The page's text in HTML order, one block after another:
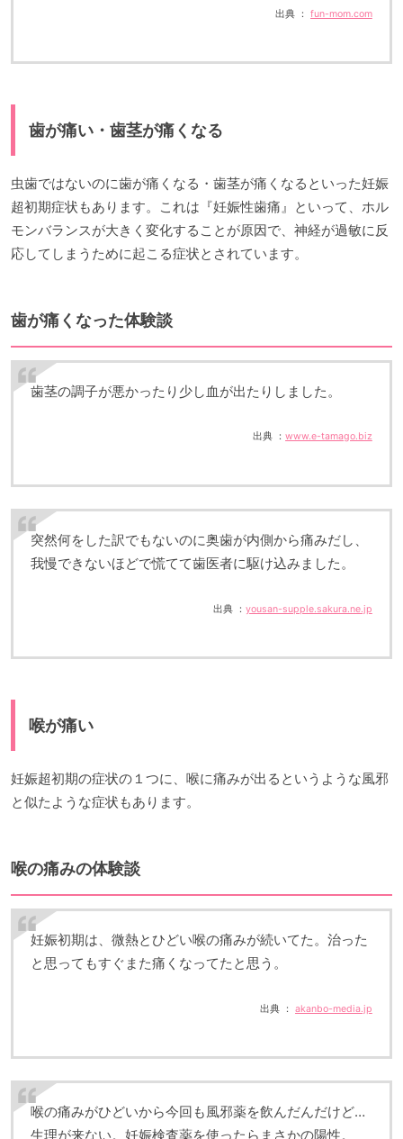
出典 ： fun-mom.com
歯が痛い・歯茎が痛くなる
虫歯ではないのに歯が痛くなる・歯茎が痛くなるといった妊娠
超初期症状もあります。これは『妊娠性歯痛』といって、ホル
モンバランスが大きく変化することが原因で、神経が過敏に反
応してしまうために起こる症状とされています。
歯が痛くなった体験談
歯茎の調子が悪かったり少し血が出たりしました。
出典 ：www.e-tamago.biz
突然何をした訳でもないのに奥歯が内側から痛みだし、
我慢できないほどで慌てて歯医者に駆け込みました。
出典 ：yousan-supple.sakura.ne.jp
喉が痛い
妊娠超初期の症状の１つに、喉に痛みが出るというような風邪
と似たような症状もあります。
喉の痛みの体験談
妊娠初期は、微熱とひどい喉の痛みが続いてた。治った
と思ってもすぐまた痛くなってたと思う。
出典 ：akanbo-media.jp
喉の痛みがひどいから今回も風邪薬を飲んだんだけど…
生理が来ない。妊娠検査薬を使ったらまさかの陽性。